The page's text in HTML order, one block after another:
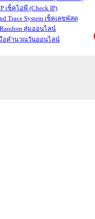
เช็คไอพี (Check IP)
เช็คเลขพัสดุ
สุ่มออนไลน์
อคำนวณวันออนไลน์